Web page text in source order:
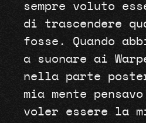
sempre voluto
di trascendere
fosse. Quando
a suonare ai
nella parte
mia mente
voler essere la